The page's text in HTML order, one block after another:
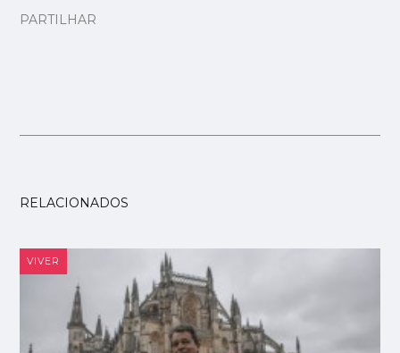
PARTILHAR
RELACIONADOS
VIVER